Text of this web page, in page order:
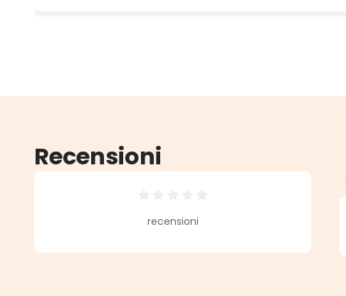
Recensioni
Valutazione media di 0 su 5 stelle
recensioni